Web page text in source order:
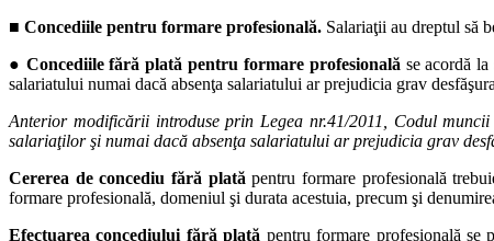
■ Concediile pentru formare profesională. Salariaţii au dreptul să
● Concediile fără plată pentru formare profesională se acordă
salariatului numai dacă absenţa salariatului ar prejudicia grav
Anterior modificării introduse prin Legea nr.41/2011, Codul
salariaţilor şi numai dacă absenţa salariatului ar prejudicia grav
Cererea de concediu fără plată pentru formare profesională
formare profesională, domeniul şi durata acestuia, precum şi
Efectuarea concediului fără plată pentru formare profesională se